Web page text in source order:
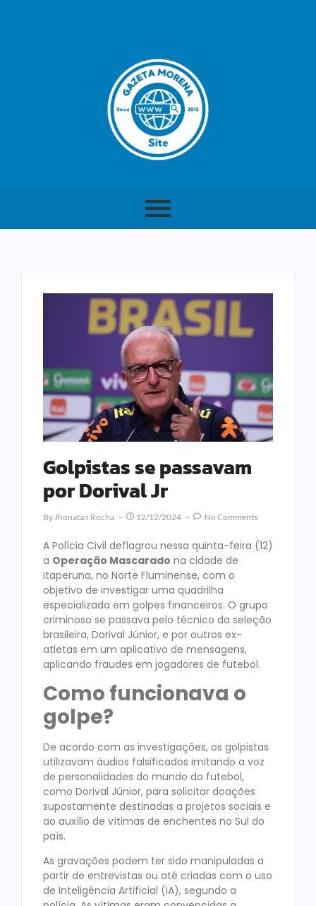
Golpistas se passavam
por Dorival Jr
By Jhonatan Rocha 12/12/2024 No Comments
A Polícia Civil deflagrou nessa quinta-feira (12)
a Operação Mascarado na cidade de
Itaperuna, no Norte Fluminense, com o
objetivo de investigar uma quadrilha
especializada em golpes financeiros. O grupo
criminoso se passava pelo técnico da seleção
brasileira, Dorival Júnior, e por outros ex-
atletas em um aplicativo de mensagens,
aplicando fraudes em jogadores de futebol.
Como funcionava o
golpe?
De acordo com as investigações, os golpistas
utilizavam áudios falsificados imitando a voz
de personalidades do mundo do futebol,
como Dorival Júnior, para solicitar doações
supostamente destinadas a projetos sociais e
ao auxílio de vítimas de enchentes no Sul do
país.
As gravações podem ter sido manipuladas a
partir de entrevistas ou até criadas com o uso
de Inteligência Artificial (IA), segundo a